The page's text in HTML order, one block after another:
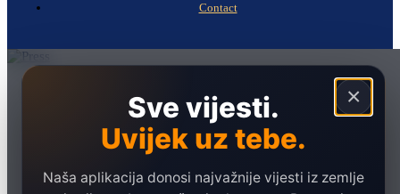
Contact
×
Sve vijesti.
Uvijek uz tebe.
Naša aplikacija donosi najvažnije vijesti iz zemlje
Ekonomija